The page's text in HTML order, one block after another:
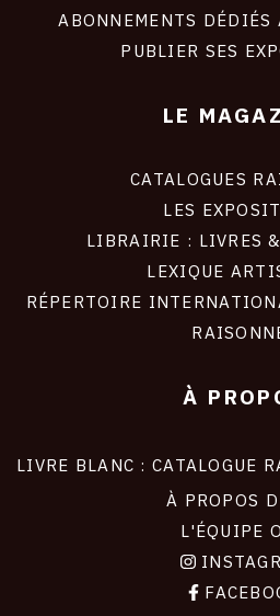
ABONNEMENTS DÉDIÉS
PUBLIER SES
LE
CATALOGUES
LES
LIBRAIRIE : LIVRES &
LEXIQUE
RÉPERTOIRE
À
LIVRE BLANC : CATALOGUE
À PROPOS
L'ÉQUIPE